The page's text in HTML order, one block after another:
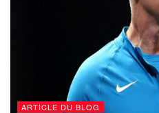
ARTICLE DU BLOG